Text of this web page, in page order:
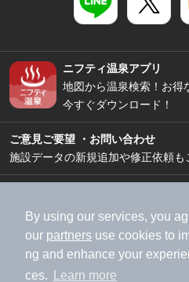
By using our services, you
our partners use cookies to
ng and enhance your
ces.
Learn more
ニフティ温泉アプリ
地図から温泉検索！お得
今すぐダウンロード！
ご意見ご要望 ・お問い合わせ
施設データの新規追加や修正依頼も
加盟店募集（資料請求）
利用規約
ライフスタ
特定商取引法に基づく表記